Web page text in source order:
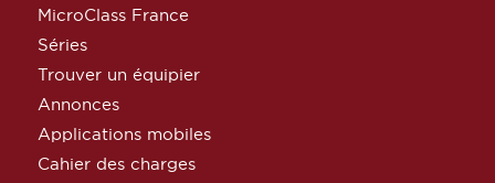
MicroClass France
Séries
Trouver un équipier
Annonces
Applications mobiles
Cahier des charges